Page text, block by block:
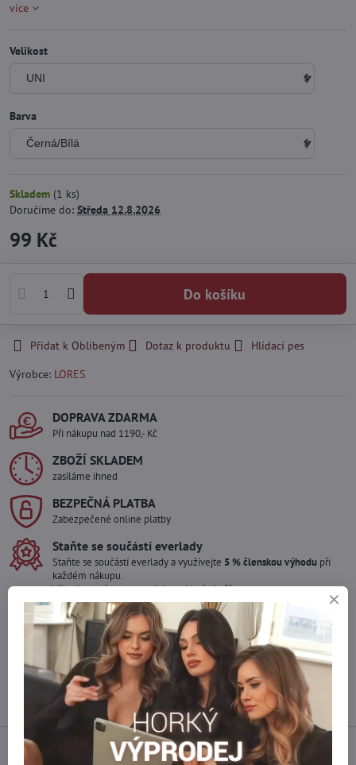
více
Velikost
Barva
Skladem (1 ks)
Doručíme do: Středa 12.8.2026
99 Kč
Do košíku
Přidat k Oblíbeným Dotaz k produktu
Hlídací pes
Výrobce: LORES
DOPRAVA ZDARMA
Při nákupu nad 1190,- Kč
ZBOŽÍ SKLADEM
zasíláme ihned
BEZPEČNÁ PLATBA
Zabezpečené online platby
Staňte se součástí everlady
Staňte se součástí everlady a využívejte 5 % členskou výhodu při
každém nákupu.
Výhoda se vám automaticky uplatní v košíku.
Máte zájem o více kusů ?
Kontaktujte nás na mail, zboží pro Vás doskladníme!
info​@everlady​.eu
Popis